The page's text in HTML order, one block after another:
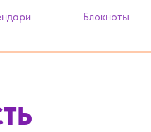
Блокноты